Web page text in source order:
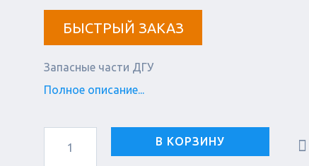
БЫСТРЫЙ ЗАКАЗ
Запасные части ДГУ
Полное описание...
В КОРЗИНУ